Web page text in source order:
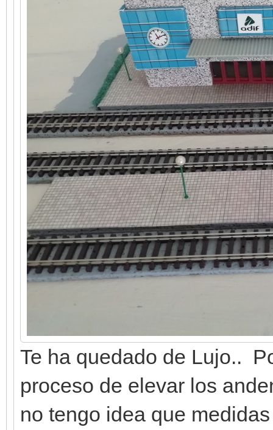
Te ha quedado de Lujo..
proceso de elevar los
no tengo idea que